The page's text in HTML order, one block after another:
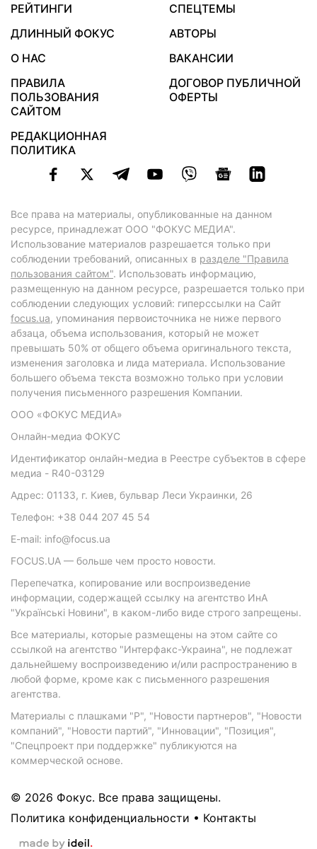
РЕЙТИНГИ
СПЕЦТЕМЫ
ДЛИННЫЙ ФОКУС
АВТОРЫ
О НАС
ВАКАНСИИ
ПРАВИЛА
ПОЛЬЗОВАНИЯ
САЙТОМ
ДОГОВОР ПУБЛИЧНОЙ
ОФЕРТЫ
РЕДАКЦИОННАЯ
ПОЛИТИКА
Все права на материалы, опубликованные на данном
ресурсе, принадлежат ООО "ФОКУС МЕДИА".
Использование материалов разрешается только при
соблюдении требований, описанных в разделе "Правила
пользования сайтом". Использовать информацию,
размещенную на данном ресурсе, разрешается только при
соблюдении следующих условий: гиперссылки на Сайт
focus.ua, упоминания первоисточника не ниже первого
абзаца, объема использования, который не может
превышать 50% от общего объема оригинального текста,
изменения заголовка и лида материала. Использование
большего объема текста возможно только при условии
получения письменного разрешения Компании.
ООО «ФОКУС МЕДИА»
Онлайн-медиа ФОКУС
Идентификатор онлайн-медиа в Реестре субъектов в сфере
медиа - R40-03129
Адрес: 01133, г. Киев, бульвар Леси Украинки, 26
Телефон: +38 044 207 45 54
E-mail: info@focus.ua
FOCUS.UA — больше чем просто новости.
Перепечатка, копирование или воспроизведение
информации, содержащей ссылку на агентство ИнА
"Українські Новини", в каком-либо виде строго запрещены.
Все материалы, которые размещены на этом сайте со
ссылкой на агентство "Интерфакс-Украина", не подлежат
дальнейшему воспроизведению и/или распространению в
любой форме, кроме как с письменного разрешения
агентства.
Материалы с плашками "Р", "Новости партнеров", "Новости
компаний", "Новости партий", "Инновации", "Позиция",
"Спецпроект при поддержке" публикуются на
коммерческой основе.
© 2026 Фокус. Все права защищены.
Политика конфиденциальности • Контакты